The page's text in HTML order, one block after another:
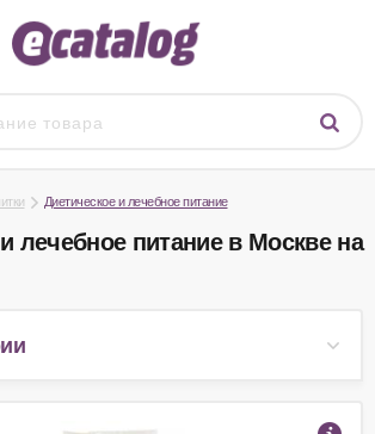
Диетическое и лечебное питание
лечебное питание в Москве на